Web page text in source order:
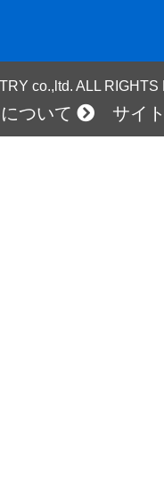
co.,ltd. ALL
ついて サイ